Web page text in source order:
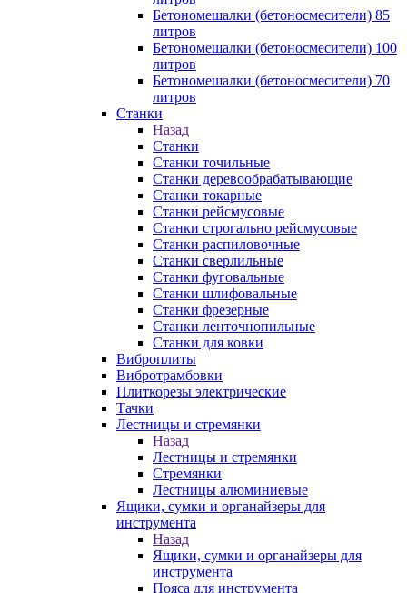
Бетономешалки (бетоносмесители) 85
литров
Бетономешалки (бетоносмесители) 100
литров
Бетономешалки (бетоносмесители) 70
литров
Станки
Назад
Станки
Станки точильные
Станки деревообрабатывающие
Станки токарные
Станки рейсмусовые
Станки строгально рейсмусовые
Станки распиловочные
Станки сверлильные
Станки фуговальные
Станки шлифовальные
Станки фрезерные
Станки ленточнопильные
Станки для ковки
Виброплиты
Вибротрамбовки
Плиткорезы электрические
Тачки
Лестницы и стремянки
Назад
Лестницы и стремянки
Стремянки
Лестницы алюминиевые
Ящики, сумки и органайзеры для
инструмента
Назад
Ящики, сумки и органайзеры для
инструмента
Пояса для инструмента